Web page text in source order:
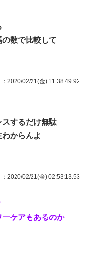
数で比較して
：2020/02/21(金) 11:38:49.92
するだけ無駄
からんよ
：2020/02/21(金) 02:53:13.53
ケアもあるのか